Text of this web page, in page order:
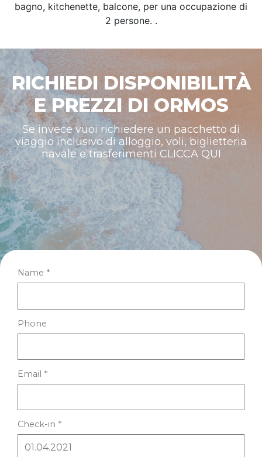
bagno, kitchenette, balcone, per una occupazione di
2 persone. .
RICHIEDI DISPONIBILITÀ
E PREZZI DI ORMOS
Se invece vuoi richiedere un pacchetto di
viaggio inclusivo di alloggio, voli, biglietteria
navale e trasferimenti CLICCA QUI
Name *
Phone
Email *
Check-in *